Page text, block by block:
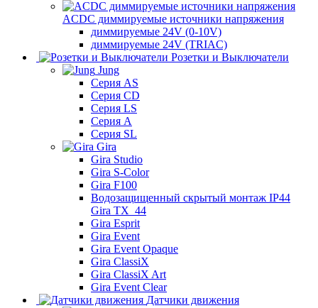
ACDC диммируемые источники напряжения
диммируемые 24V (0-10V)
диммируемые 24V (TRIAC)
Розетки и Выключатели
Jung
Серия AS
Серия CD
Серия LS
Серия A
Серия SL
Gira
Gira Studio
Gira S-Color
Gira F100
Водозащищенный скрытый монтаж IP44
Gira TX_44
Gira Esprit
Gira Event
Gira Event Opaque
Gira ClassiX
Gira ClassiX Art
Gira Event Clear
Датчики движения